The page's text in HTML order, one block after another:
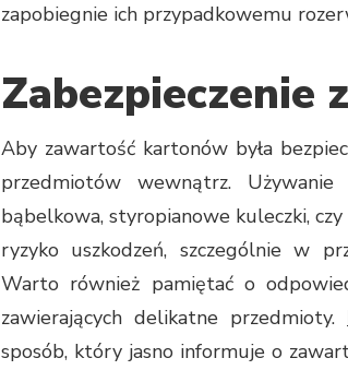
zapobiegnie ich przypadkowemu
Zabezpieczenie
Aby zawartość kartonów była
przedmiotów wewnątrz.
bąbelkowa, styropianowe kuleczki,
ryzyko uszkodzeń, szczególnie w
Warto również pamiętać o
zawierających delikatne przedmioty.
sposób, który jasno informuje o